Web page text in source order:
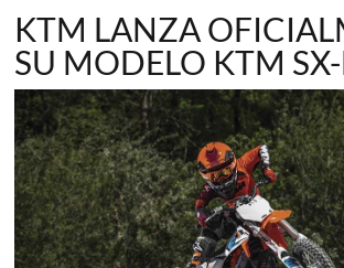
KTM LANZA
SU MODELO KTM